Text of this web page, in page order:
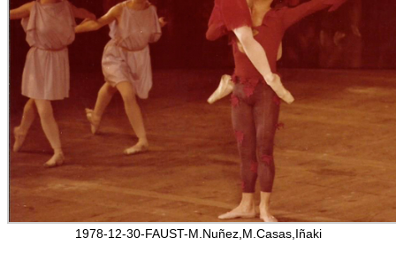
1978-12-30-FAUST-M.Nuñez,M.Casas,Iñaki